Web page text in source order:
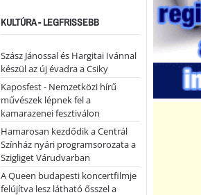
KULTÚRA - LEGFRISSEBB
Szász Jánossal és Hargitai Ivánnal
készül az új évadra a Csiky
Kaposfest - Nemzetközi hírű
művészek lépnek fel a
kamarazenei fesztiválon
Hamarosan kezdődik a Centrál
Színház nyári programsorozata a
Szigliget Várudvarban
A Queen budapesti koncertfilmje
felújítva lesz látható ősszel a